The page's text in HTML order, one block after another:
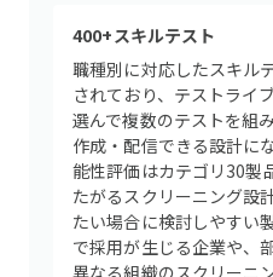
400+スキルテスト
職種別に対応したスキル
されており、テストライ
選んで複数のテストを組
作成・配信できる設計に
能性評価はカテゴリ30製
たがるスクリーニング設
たい場合に検討しやすい
で採用が生じる企業や、
異なる組織のスクリーニ